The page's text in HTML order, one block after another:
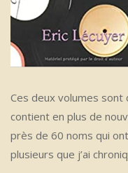
Ces deux volumes sont
contient en plus de
près de 60 noms qui
plusieurs que j’ai